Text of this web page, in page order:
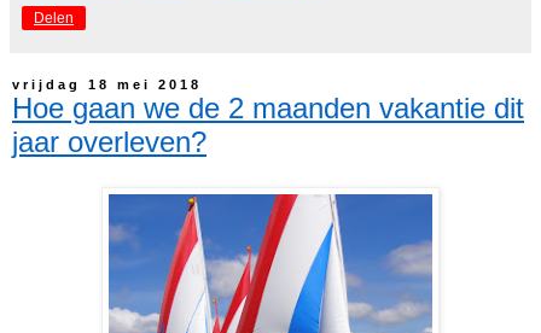
Delen
vrijdag 18 mei 2018
Hoe gaan we de 2 maanden vakantie dit
jaar overleven?